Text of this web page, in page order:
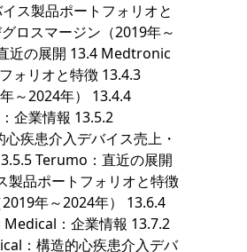
ス製品ポートフォリオと
ロスマージン（2019年～
近の展開 13.4 Medtronic
ォリオと特徴 13.4.3
～2024年） 13.4.4
企業情報 13.5.2
疾患介入デバイス売上・
Terumo：直近の展開
製品ポートフォリオと特徴
年～2024年） 13.6.4
：企業情報 13.7.2
：構造的心疾患介入デバ